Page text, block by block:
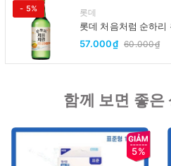
- 5% 롯데
롯데 처음처럼 순하리
Chumchurum vi
57.000₫ 60.000₫
함께 보면 좋은
5%